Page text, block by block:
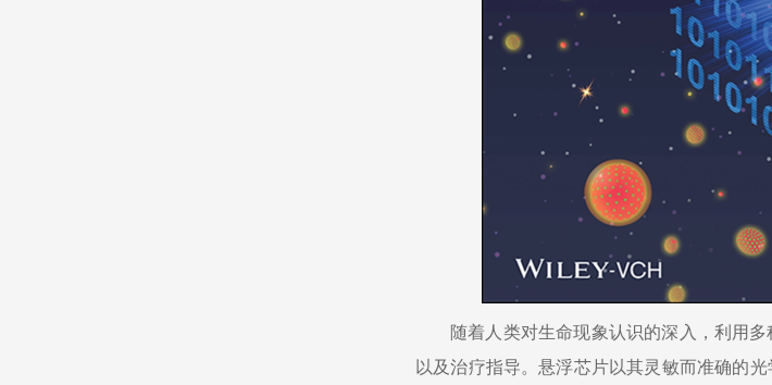
随着人类对生命现象认识的深入，利用
以及治疗指导。悬浮芯片以其灵敏而准确的